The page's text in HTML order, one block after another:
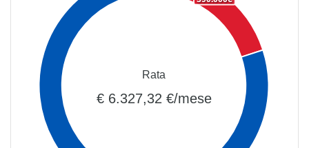
Rata
€ 6.327,32 €/mese